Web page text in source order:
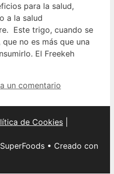
para la salud,
a la salud
Este trigo, cuando se
no es más que una
El Freekeh
un comentario
de Cookies
• Creado con